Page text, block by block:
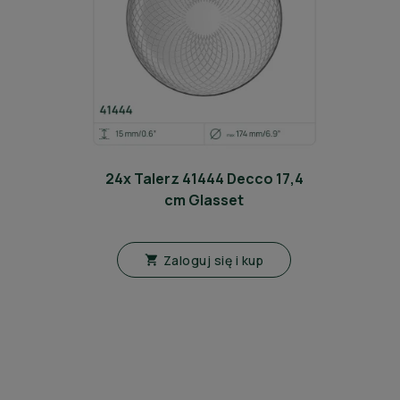
24x Talerz 41444 Decco 17,4
cm Glasset
 Zaloguj się i kup